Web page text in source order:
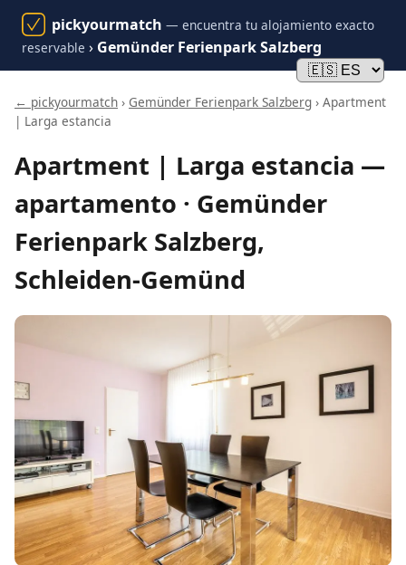
pickyourmatch — encuentra tu alojamiento exacto
reservable › Gemünder Ferienpark Salzberg
← pickyourmatch › Gemünder Ferienpark Salzberg › Apartment
| Larga estancia
Apartment | Larga estancia —
apartamento · Gemünder
Ferienpark Salzberg,
Schleiden-Gemünd